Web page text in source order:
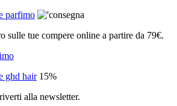
sulle tue compere online a partire da 79€.
15%
alla newsletter.